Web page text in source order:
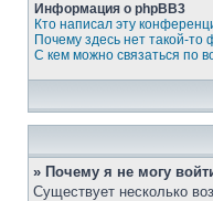
Информация о phpBB3
Кто написал эту
Почему здесь нет такой-то
С кем можно связаться по
» Почему я не могу
Существует несколько